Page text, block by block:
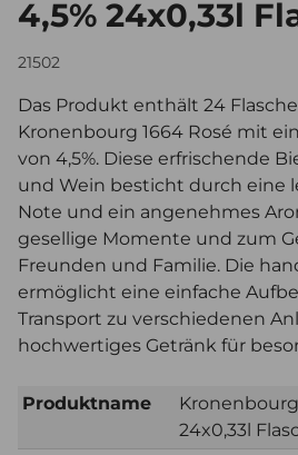
4,5% 24x0,33l
21502
Das Produkt enthält 24
Kronenbourg 1664 Rosé mit
von 4,5%. Diese erfrischende
und Wein besticht durch eine
Note und ein angenehmes
gesellige Momente und zum
Freunden und Familie. Die
ermöglicht eine einfache
Transport zu verschiedenen
hochwertiges Getränk für
Produktname
Kronenbourg
24x0,33l